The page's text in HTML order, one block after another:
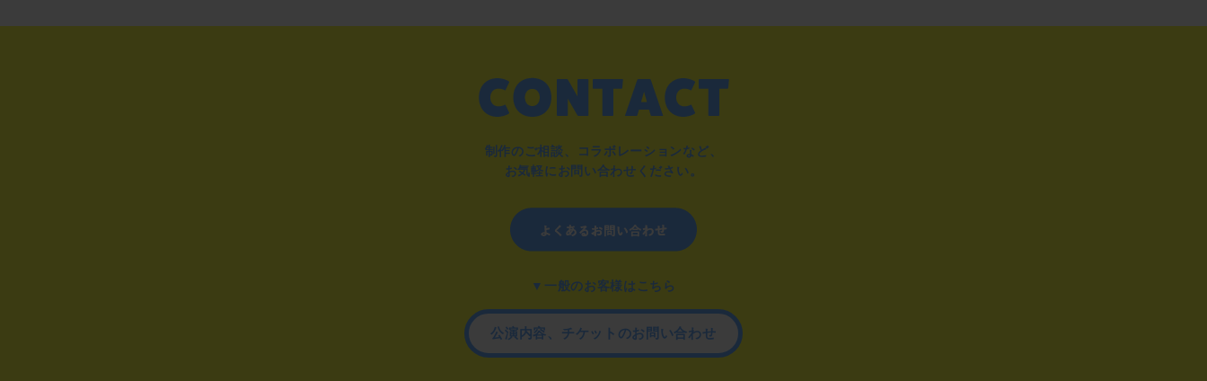
制作のご相談、コラボレーションなど、
お気軽にお問い合わせください。
▼一般のお客様はこちら
公演内容、チケットのお問い合わせ